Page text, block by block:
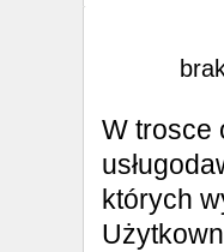
W trosce
których